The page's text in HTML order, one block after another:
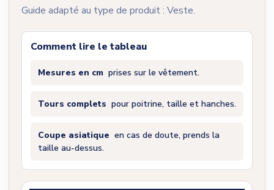
Guide adapté au type de produit : Veste.
Comment lire le tableau
Mesures en cm prises sur le vêtement.
Tours complets pour poitrine, taille et hanches.
Coupe asiatique en cas de doute, prends la
taille au-dessus.